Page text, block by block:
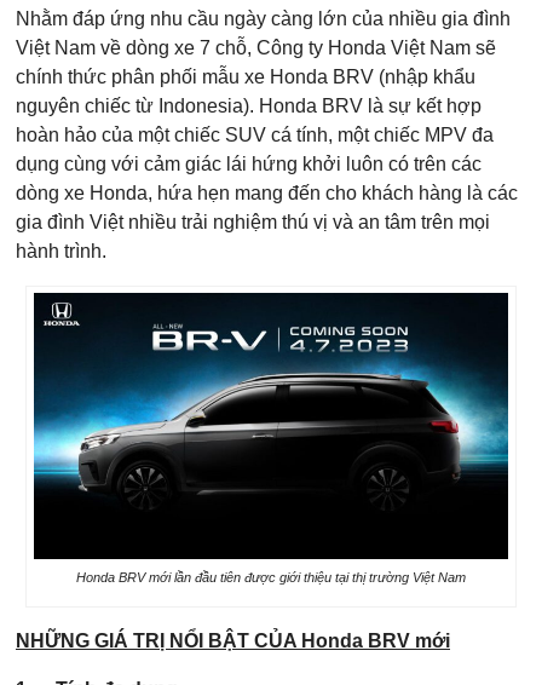
Nhằm đáp ứng nhu cầu ngày càng lớn của nhiều gia đình
Việt Nam về dòng xe 7 chỗ, Công ty Honda Việt Nam sẽ
chính thức phân phối mẫu xe Honda BRV (nhập khẩu
nguyên chiếc từ Indonesia). Honda BRV là sự kết hợp
hoàn hảo của một chiếc SUV cá tính, một chiếc MPV đa
dụng cùng với cảm giác lái hứng khởi luôn có trên các
dòng xe Honda, hứa hẹn mang đến cho khách hàng là các
gia đình Việt nhiều trải nghiệm thú vị và an tâm trên mọi
hành trình.
Honda BRV mới lần đầu tiên được giới thiệu tại thị trường Việt Nam
NHỮNG GIÁ TRỊ NỔI BẬT CỦA Honda BRV mới